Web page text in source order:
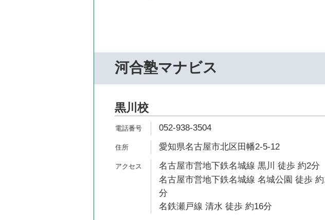
河合塾マナビス
黒川校
052-938-3504
愛知県名古屋市北区田幡2-5-12
名古屋市営地下鉄名城線 黒川 徒歩 約2分
名古屋市営地下鉄名城線 名城公園 徒歩
分
名鉄瀬戸線 清水 徒歩 約16分